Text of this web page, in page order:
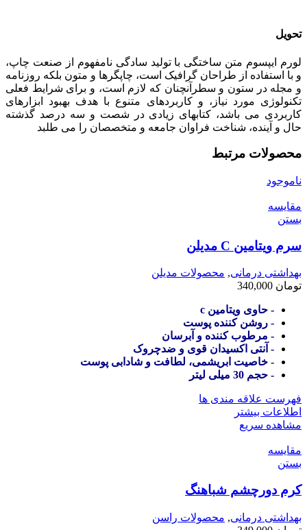
تحویل
لورم ایپسوم متن ساختگی با تولید سادگی نامفهوم از صنعت چاپ،
و با استفاده از طراحان گرافیک است، چاپگرها و متون بلکه روزنامه
و مجله در ستون و سطرآنچنان که لازم است، و برای شرایط فعلی
تکنولوژی مورد نیاز، و کاربردهای متنوع با هدف بهبود ابزارهای
کاربردی می باشد، کتابهای زیادی در شصت و سه درصد گذشته
حال و آینده، شناخت فراوان جامعه و متخصصان را می طلبد
محصولات مرتبط
ناموجود
مقایسه
بستن
سرم ویتامین C مدیلن
بهداشتی درمانی, محصولات مدیلن
تومان
- حاوی ویتامین c
- روشن کننده پوست
- مرطوب کننده و آبرسان
- آنتی اکسیدان قوی و ضدچروک
- خاصیت ابریشمی، لطافت و شادابی پوست
- حجم 30 میلی لیتر
فهرست علاقه مندی ها
اطلاعات بیشتر
مشاهده سریع
مقایسه
بستن
کرم دورچشم شباهنگ
بهداشتی درمانی, محصولات راسن